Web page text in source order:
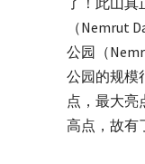
（Nemrut
公园（
公园的规模
点，最大亮
高点，故有